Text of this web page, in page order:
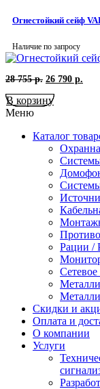
090
р..
р..
Огнестойкий сейф
Наличие по запросу
28 755р.
составляла
р..
26 790 р.
В корзину
Меню
Каталог
Рации /
Скидки и
Оплата и
О компании
Услуги